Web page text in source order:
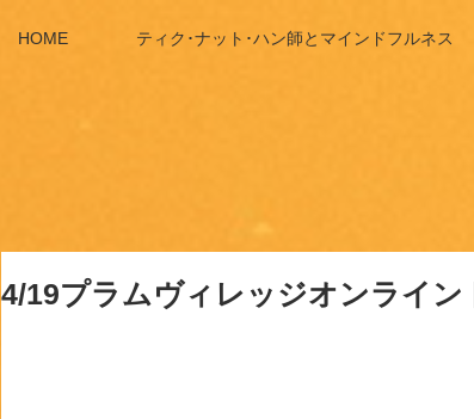
HOME ティク･ナット･ハン師とマインドフルネス
4/19プラムヴィレッジオンライン